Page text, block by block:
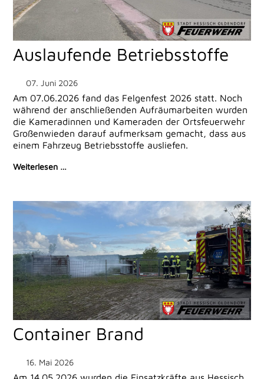
Auslaufende Betriebsstoffe
07. Juni 2026
Am 07.06.2026 fand das Felgenfest 2026 statt. Noch
während der anschließenden Aufräumarbeiten wurden
die Kameradinnen und Kameraden der Ortsfeuerwehr
Großenwieden darauf aufmerksam gemacht, dass aus
einem Fahrzeug Betriebsstoffe ausliefen.
Weiterlesen …
Container Brand
16. Mai 2026